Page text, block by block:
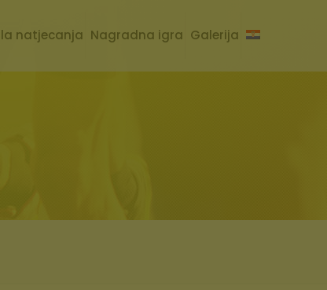
natjecanja Nagradna igra Galerija